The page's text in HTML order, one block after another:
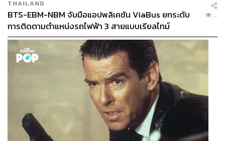
THAILAND
BTS-EBM-NBM จับมือแอปพลิเคชัน ViaBus ยกระดับ
การติดตามตำแหน่งรถไฟฟ้า 3 สายแบบเรียลไทม์
...